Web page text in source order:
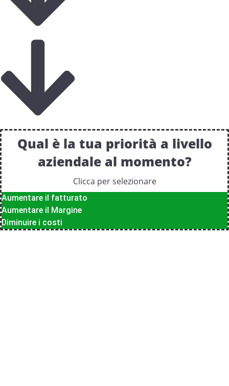
Qual è la tua priorità a livello
aziendale al momento?
Clicca per selezionare
Aumentare il fatturato
Aumentare il Margine
Diminuire i costi